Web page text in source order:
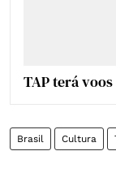
TAP terá
Brasil Cultura